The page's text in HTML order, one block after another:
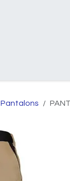
Pantalons